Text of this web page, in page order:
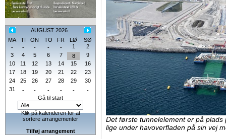
AUGUST 2026
MA
TI ON TO FR LØ
SØ
-
- - - - 1
2
3
4 5 6 7 8
9
10
11 12 13 14 15
16
17
18 19 20 21 22
23
24
25 26 27 28 29
30
31
- - - - -
-
Gå til start
Klik på kalenderen for at
sortere arrangementer
Tilføj arrangement
Det første tunnelelement er på
lige under havoverfladen på sin vej